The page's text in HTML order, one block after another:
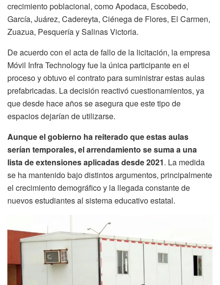
crecimiento poblacional, como Apodaca, Escobedo,
García, Juárez, Cadereyta, Ciénega de Flores, El Carmen,
Zuazua, Pesquería y Salinas Victoria.
De acuerdo con el acta de fallo de la licitación, la empresa
Móvil Infra Technology fue la única participante en el
proceso y obtuvo el contrato para suministrar estas aulas
prefabricadas. La decisión reactivó cuestionamientos, ya
que desde hace años se asegura que este tipo de
espacios dejarían de utilizarse.
Aunque el gobierno ha reiterado que estas aulas
serían temporales, el arrendamiento se suma a una
lista de extensiones aplicadas desde 2021. La medida
se ha mantenido bajo distintos argumentos, principalmente
el crecimiento demográfico y la llegada constante de
nuevos estudiantes al sistema educativo estatal.